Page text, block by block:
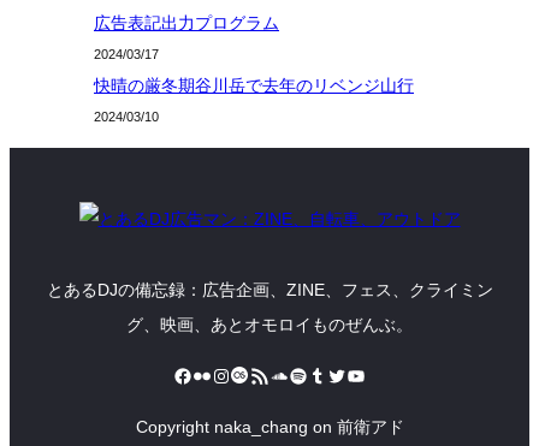
広告表記出力プログラム
2024/03/17
快晴の厳冬期谷川岳で去年のリベンジ山行
2024/03/10
とあるDJの備忘録：広告企画、ZINE、フェス、クライミン
グ、映画、あとオモロイものぜんぶ。
Facebook
FlickrInstagram
Last.fm
RSS フィードSoundCloud
Spotify
Tumblr
Twitter
YouTube
Copyright naka_chang on 前衛アド